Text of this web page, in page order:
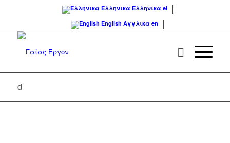
Ελληνικα Ελληνικα el
English Αγγλικα en
d